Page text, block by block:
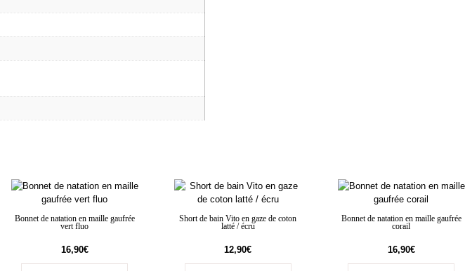
Bonnet de natation en maille gaufrée
vert fluo
16,90€
Short de bain Vito en gaze de coton
latté / écru
12,90€
Bonnet de natation en maille gaufrée
corail
16,90€